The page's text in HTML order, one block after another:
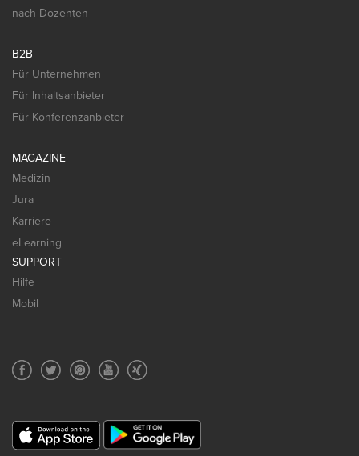
nach Dozenten
B2B
Für Unternehmen
Für Inhaltsanbieter
Für Konferenzanbieter
MAGAZINE
Medizin
Jura
Karriere
eLearning
SUPPORT
Hilfe
Mobil